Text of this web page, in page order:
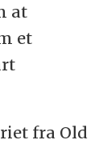
at
et
fra Old